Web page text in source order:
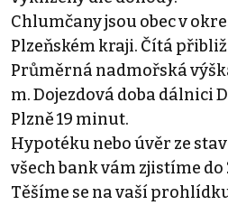
Chlumčany jsou obec v
Plzeňském kraji. Čítá
Průměrná nadmořská
m. Dojezdová doba dálnici
Plzně 19 minut.
Hypotéku nebo úvěr ze
všech bank vám zjistíme do
Těšíme se na vaší